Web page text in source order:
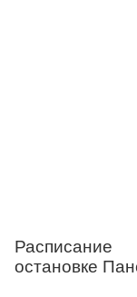
Расписание
остановке